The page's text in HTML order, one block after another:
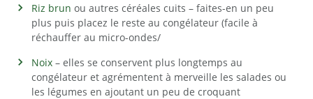
Riz brun ou autres céréales cuits – faites-en un peu
plus puis placez le reste au congélateur (facile à
réchauffer au micro-ondes/
Noix – elles se conservent plus longtemps au
congélateur et agrémentent à merveille les salades ou
les légumes en ajoutant un peu de croquant